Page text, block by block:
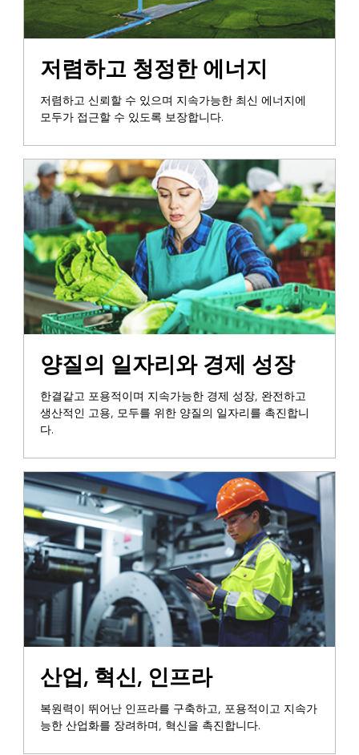
저렴하고 청정한 에너지
저렴하고 신뢰할 수 있으며 지속가능한 최신 에너지에
모두가 접근할 수 있도록 보장합니다.
양질의 일자리와 경제 성장
한결같고 포용적이며 지속가능한 경제 성장, 완전하고
생산적인 고용, 모두를 위한 양질의 일자리를 촉진합니
다.
산업, 혁신, 인프라
복원력이 뛰어난 인프라를 구축하고, 포용적이고 지속가
능한 산업화를 장려하며, 혁신을 촉진합니다.